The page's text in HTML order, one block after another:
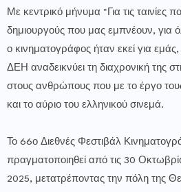
Με κεντρικό μήνυμα "Για τις ταινίες
δημιουργούς που μας εμπνέουν, για
ο κινηματογράφος ήταν εκεί για
ΔΕΗ αναδεικνύει τη διαχρονική της
στους ανθρώπους που με το έργο
και το αύριο του ελληνικού σινεμά.
Το 66ο Διεθνές Φεστιβάλ
πραγματοποιηθεί από τις 30
2025, μετατρέποντας την πόλη της